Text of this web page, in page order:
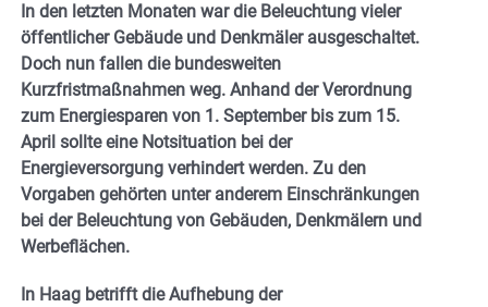
In den letzten Monaten war die Beleuchtung vieler
öffentlicher Gebäude und Denkmäler ausgeschaltet.
Doch nun fallen die bundesweiten
Kurzfristmaßnahmen weg. Anhand der Verordnung
zum Energiesparen von 1. September bis zum 15.
April sollte eine Notsituation bei der
Energieversorgung verhindert werden. Zu den
Vorgaben gehörten unter anderem Einschränkungen
bei der Beleuchtung von Gebäuden, Denkmälern und
Werbeflächen.
In Haag betrifft die Aufhebung der